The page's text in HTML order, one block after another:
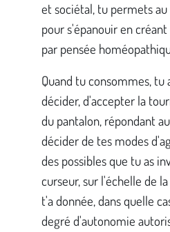
et sociétal, tu permets
pour s'épanouir en
par pensée
Quand tu consommes,
décider, d'accepter la
du pantalon, répondant
décider de tes modes
des possibles que tu as
curseur, sur l'échelle de
t'a donnée, dans quelle
degré d'autonomie